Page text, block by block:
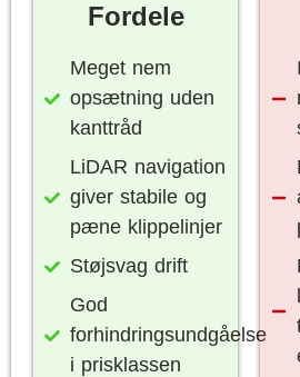
Fordele
Meget nem
opsætning uden
kanttråd
LiDAR navigation
giver stabile og
pæne klippelinjer
Støjsvag drift
God
forhindringsundgåelse
i prisklassen